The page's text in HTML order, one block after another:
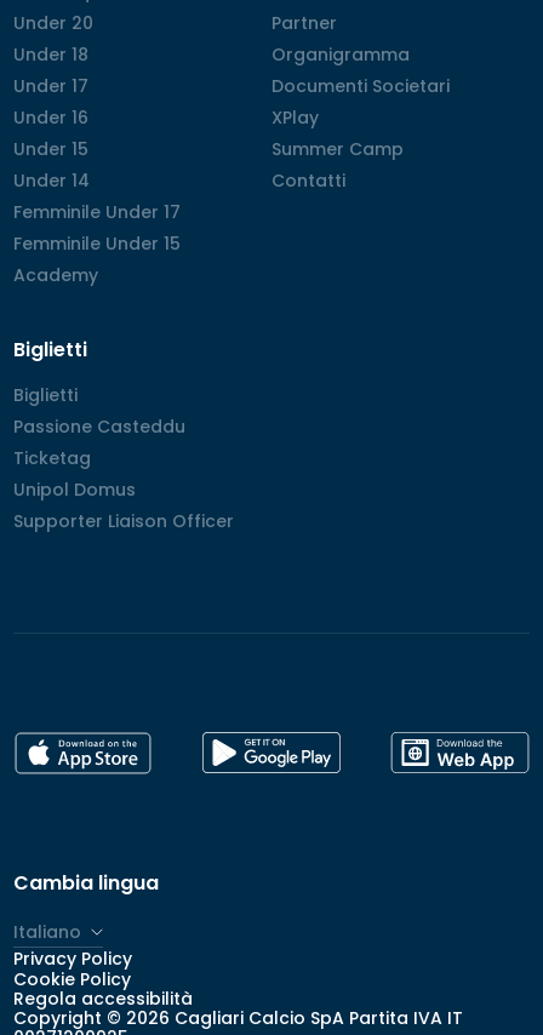
Under 20
Under 20
Under 18
Under 18
Under 17
Under 17
Under 16
Under 16
Under 15
Under 15
Under 14
Under 14
Femminile Under 17
Femminile Under 17
Femminile Under 15
Femminile Under 15
Academy
Academy
Partner
Partner
Organigramma
Organigramma
Documenti Societari
Documenti Societari
XPlay
XPlay
Summer Camp
Summer Camp
Contatti
Contatti
Biglietti
Biglietti
Biglietti
Passione Casteddu
Passione Casteddu
Ticketag
Ticketag
Unipol Domus
Unipol Domus
Supporter Liaison Officer
Supporter Liaison Officer
Cambia lingua
Italiano
English
Privacy Policy
Cookie Policy
Regola accessibilità
Copyright © 2026 Cagliari Calcio SpA Partita IVA IT